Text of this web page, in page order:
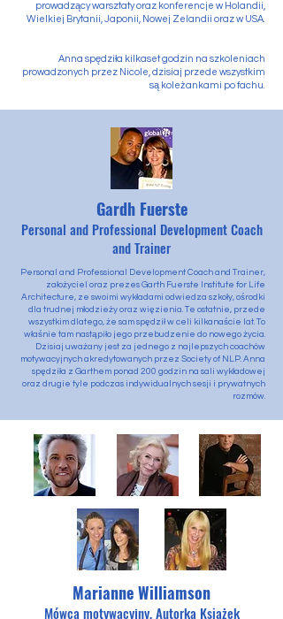
prowadzący warsztaty oraz konferencje w Holandii,
Wielkiej Brytanii, Japonii, Nowej Zelandii oraz w USA.
Anna spędziła kilkaset godzin na szkoleniach
prowadzonych przez Nicole, dzisiaj przede wszystkim
są koleżankami po fachu.
Gardh Fuerste
Personal and Professional Development Coach
and Trainer
Personal and Professional Development Coach and Trainer,
założyciel oraz prezes Garth Fuerste Institute for Life
Architecture, ze swoimi wykładami odwiedza szkoły, ośrodki
dla trudnej młodzieży oraz więzienia. Te ostatnie, przede
wszystkim dlatego, że sam spędził w celi kilkanaście lat. To
właśnie tam nastąpiło jego przebudzenie do nowego życia.
Dzisiaj uważany jest za jednego z najlepszych coachów
motywacyjnych akredytowanych przez Society of NLP. Anna
spędziła z Garthem ponad 200 godzin na sali wykładowej
oraz drugie tyle podczas indywidualnych sesji i prywatnych
rozmów.
Marianne Williamson
Mówca motywacyjny, Autorka Książek